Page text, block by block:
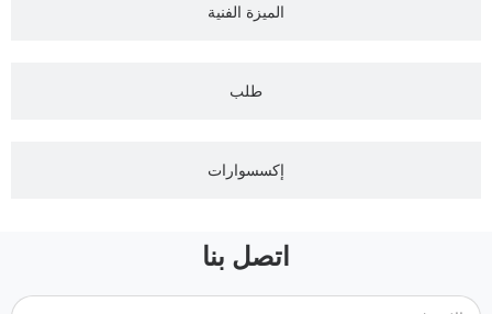
الميزة الفنية
طلب
إكسسوارات
اتصل بنا